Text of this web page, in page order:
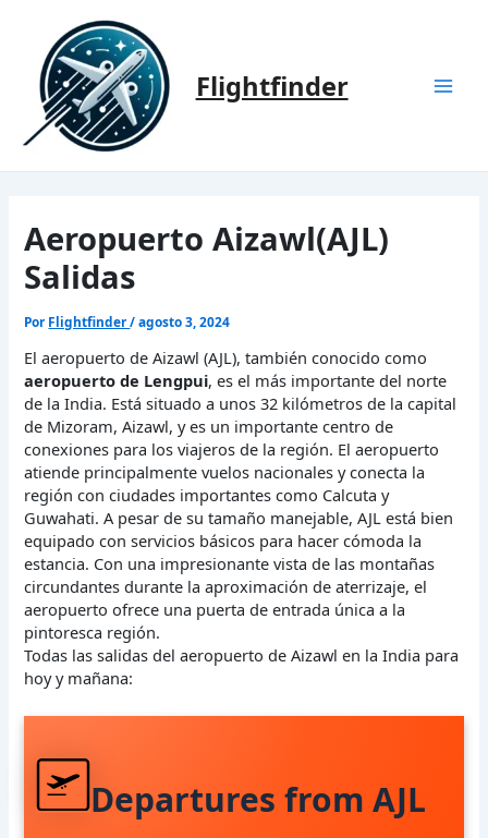
contenido
Flightfinder
Aeropuerto Aizawl(AJL)
Salidas
Por Flightfinder/agosto 3, 2024
El aeropuerto de Aizawl (AJL), también conocido como
aeropuerto de Lengpui, es el más importante del norte
de la India. Está situado a unos 32 kilómetros de la capital
de Mizoram, Aizawl, y es un importante centro de
conexiones para los viajeros de la región. El aeropuerto
atiende principalmente vuelos nacionales y conecta la
región con ciudades importantes como Calcuta y
Guwahati. A pesar de su tamaño manejable, AJL está bien
equipado con servicios básicos para hacer cómoda la
estancia. Con una impresionante vista de las montañas
circundantes durante la aproximación de aterrizaje, el
aeropuerto ofrece una puerta de entrada única a la
pintoresca región.
Todas las salidas del aeropuerto de Aizawl en la India para
hoy y mañana:
Departures from AJL